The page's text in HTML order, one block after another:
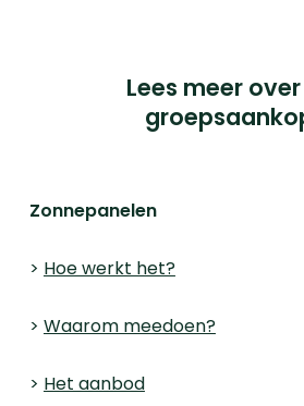
Lees meer
Zonnepanelen
> Hoe werkt het?
> Waarom meedoen?
> Het aanbod